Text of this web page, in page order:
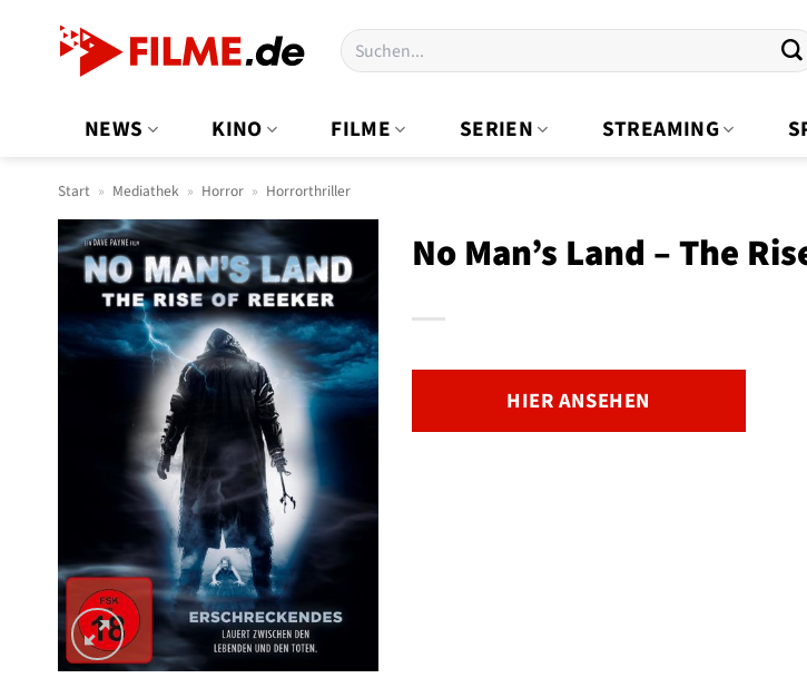
Suchen
nach:
NEWS KINO FILME SERIEN STREAMING
Start » Mediathek » Horror » Horrorthriller
No Man’s Land – The
HIER ANSEHEN